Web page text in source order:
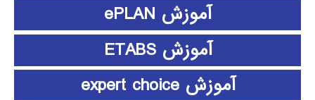
آموزش ePLAN
آموزش ETABS
آموزش expert choice